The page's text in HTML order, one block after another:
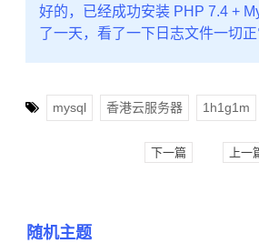
好的，已经成功安装 PHP 7.4 +
了一天，看了一下日志文件一切
mysql 香港云服务器 1h1g1m
下一篇 上一
随机主题